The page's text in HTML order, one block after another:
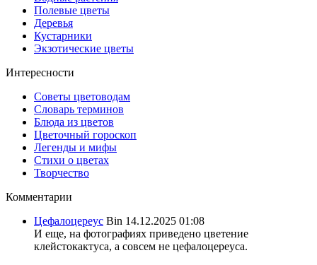
Полевые цветы
Деревья
Кустарники
Экзотические цветы
Интересности
Советы цветоводам
Словарь терминов
Блюда из цветов
Цветочный гороскоп
Легенды и мифы
Стихи о цветах
Творчество
Комментарии
Цефалоцереус Bin 14.12.2025 01:08
И еще, на фотографиях приведено цветение
клейстокактуса, а совсем не цефалоцереуса.